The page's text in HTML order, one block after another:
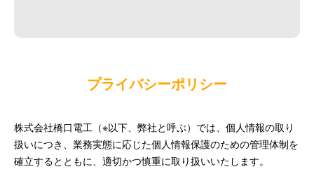
プライバシーポリシー
株式会社橋口電工（※以下、弊社と呼ぶ）では、個人情報の取り
扱いにつき、業務実態に応じた個人情報保護のための管理体制を
確立するとともに、適切かつ慎重に取り扱いいたします。